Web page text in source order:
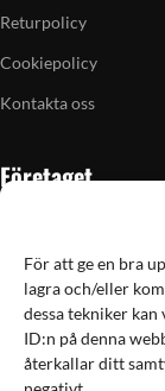
För att ge en bra
lagra och/eller
dessa tekniker
ID:n på denna
återkallar ditt
Returpolicy
Cookiepolicy
Kontakta oss
Företaget
Butiken i Vellinge
Artiklar
Grain till gram-
Kampanjer